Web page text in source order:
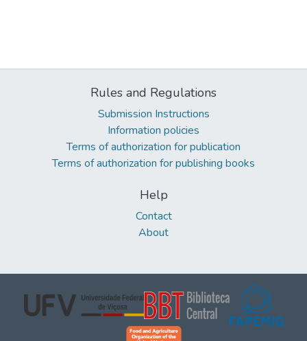
Rules and Regulations
Submission Instructions
Information policies
Terms of authorization for publication
Terms of authorization for publishing books
Help
Contact
About